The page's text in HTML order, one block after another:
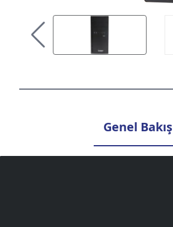
Genel Bakış